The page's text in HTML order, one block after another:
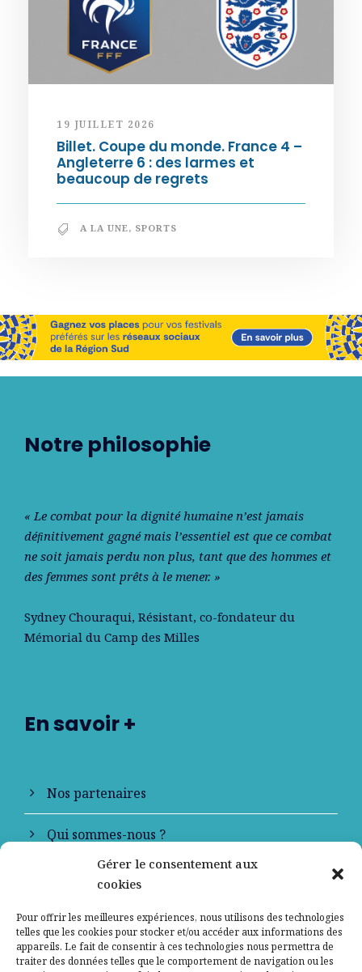
Gérer le consentement aux
cookies
Pour offrir les meilleures expériences, nous utilisons des technologies
telles que les cookies pour stocker et/ou accéder aux informations des
appareils. Le fait de consentir à ces technologies nous permettra de
traiter des données telles que le comportement de navigation ou les
19 JUILLET 2026
Billet. Coupe du monde. France 4 –
Angleterre 6 : des larmes et
beaucoup de regrets
A LA UNE, SPORTS
Notre philosophie
« Le combat pour la dignité humaine n’est jamais
déﬁnitivement gagné mais l’essentiel est que ce combat
ne soit jamais perdu non plus, tant que des hommes et
des femmes sont prêts à le mener. »
Sydney Chouraqui, Résistant, co-fondateur du
Mémorial du Camp des Milles
En savoir +
Nos partenaires
Qui sommes-nous ?
Contactez-nous
Mentions légales
Politique de confidentialité